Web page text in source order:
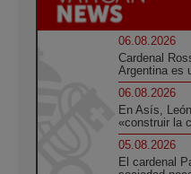
06.08.2026
Cardenal
Argentina es
06.08.2026
En Asís,
«construir la
05.08.2026
El cardenal